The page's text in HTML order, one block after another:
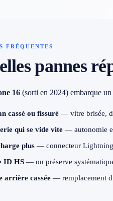
(21 villes)
53 82
FRÉQUENTES
pannes
16 (sorti en 2024) embarque
cassé ou fissuré — vitre brisée,
qui se vide vite — autonomie
plus — connecteur
ID HS — on préserve
arrière cassée — remplacement